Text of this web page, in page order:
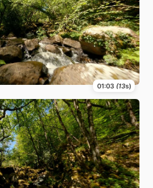
01:03 (13s)